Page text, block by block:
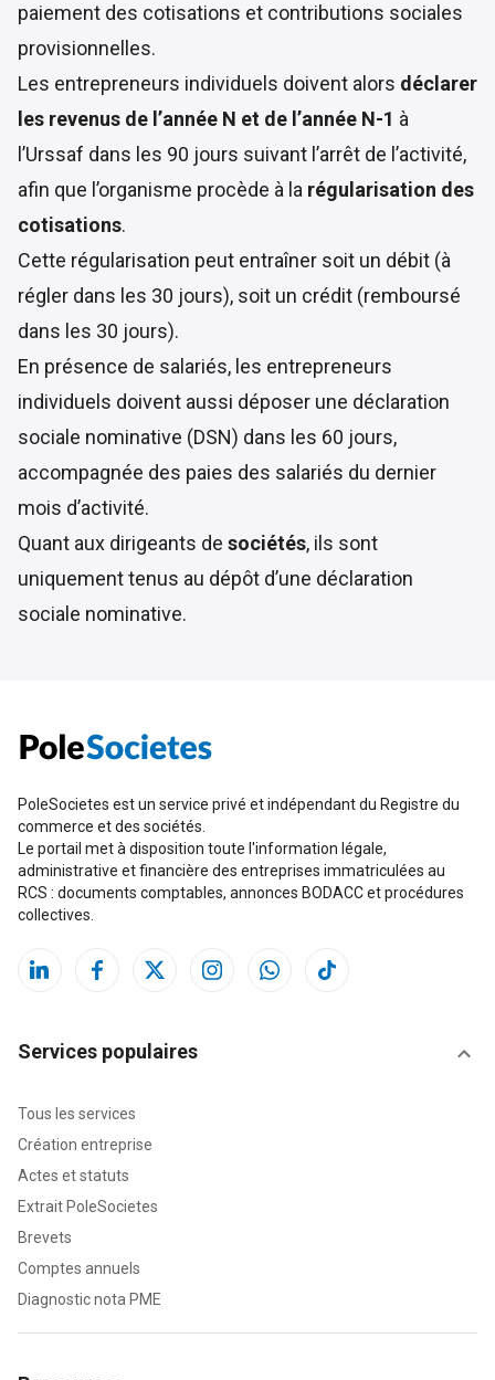
paiement des cotisations et contributions sociales
provisionnelles.
Les entrepreneurs individuels doivent alors déclarer
les revenus de l’année N et de l’année N-1 à
l’Urssaf dans les 90 jours suivant l’arrêt de l’activité,
afin que l’organisme procède à la régularisation des
cotisations.
Cette régularisation peut entraîner soit un débit (à
régler dans les 30 jours), soit un crédit (remboursé
dans les 30 jours).
En présence de salariés, les entrepreneurs
individuels doivent aussi déposer une déclaration
sociale nominative (DSN) dans les 60 jours,
accompagnée des paies des salariés du dernier
mois d’activité.
Quant aux dirigeants de sociétés, ils sont
uniquement tenus au dépôt d’une déclaration
sociale nominative.
PoleSocietes est un service privé et indépendant du Registre du
commerce et des sociétés.
Le portail met à disposition toute l'information légale,
administrative et financière des entreprises immatriculées au
RCS : documents comptables, annonces BODACC et procédures
collectives.
Services populaires
Tous les services
Création entreprise
Actes et statuts
Extrait PoleSocietes
Brevets
Comptes annuels
Diagnostic nota PME